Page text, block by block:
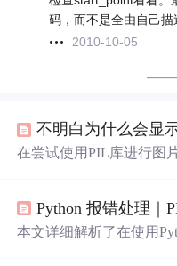
码，而不是全由自己描
2010-10-05
——
不明白为什么会显
在尝试使用PIL库进行图
出现了错误。问题可能
误。检查代码中的图片路
Python 报错处理｜
本文详细解析了在使用